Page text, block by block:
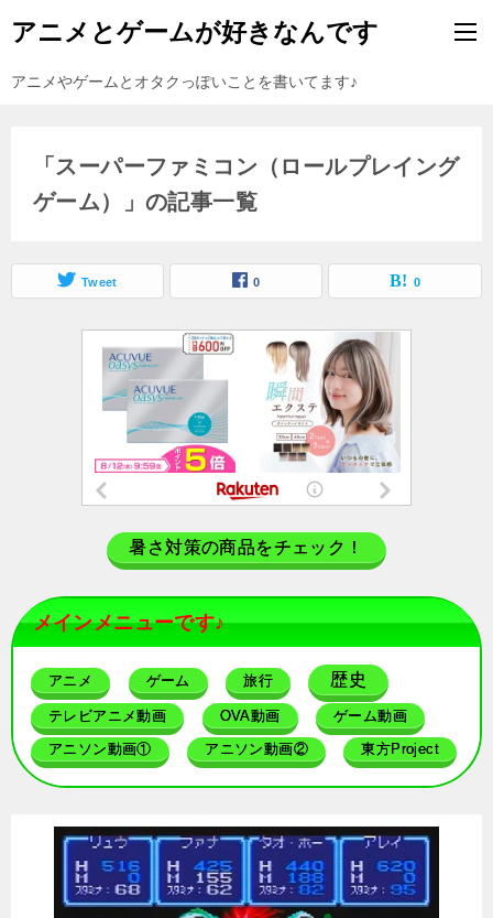
アニメとゲームが好きなんです
アニメやゲームとオタクっぽいことを書いてます♪
「スーパーファミコン（ロールプレイング
ゲーム）」の記事一覧
Tweet 0 0
暑さ対策の商品をチェック！
メインメニューです♪
アニメ ゲーム 旅行 歴史
テレビアニメ動画 OVA動画 ゲーム動画
アニソン動画① アニソン動画② 東方Project